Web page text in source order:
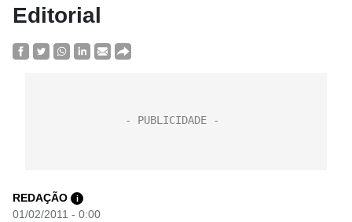
Editorial
REDAÇÃO i
01/02/2011 - 0:00